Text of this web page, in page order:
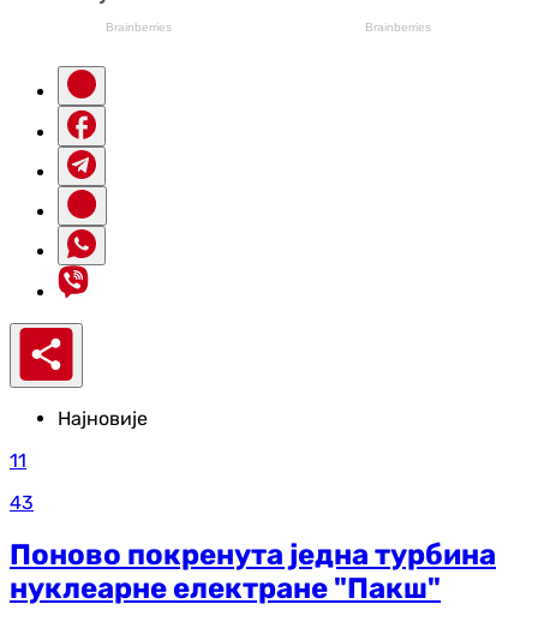
Најновије
11
43
Поново покренута једна турбина
нуклеарне електране "Пакш"